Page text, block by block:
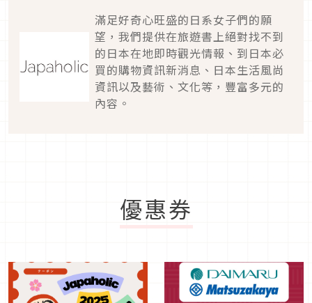
滿足好奇心旺盛的日系女子們的願
望，我們提供在旅遊書上絕對找不到
的日本在地即時觀光情報、到日本必
買的購物資訊新消息、日本生活風尚
資訊以及藝術、文化等，豐富多元的
內容。
優惠券